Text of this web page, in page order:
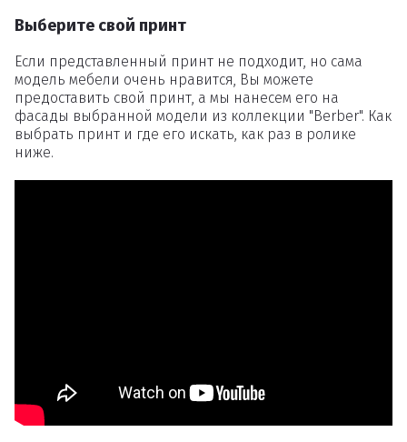
Выберите свой принт
Если представленный принт не подходит, но сама
модель мебели очень нравится, Вы можете
предоставить свой принт, а мы нанесем его на
фасады выбранной модели из коллекции "Berber". Как
выбрать принт и где его искать, как раз в ролике
ниже.